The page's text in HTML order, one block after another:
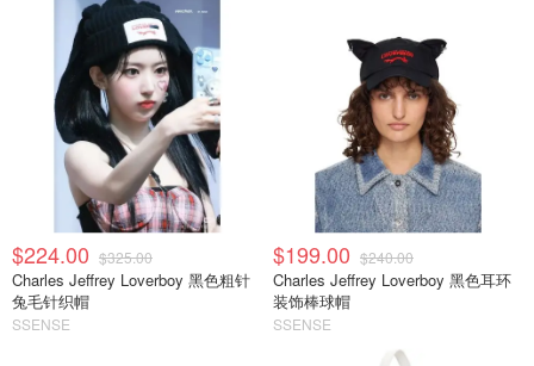
$224.00 $325.00
Charles Jeffrey Loverboy 黑色粗针
兔毛针织帽
SSENSE
$199.00 $240.00
Charles Jeffrey Loverboy 黑色耳环
装饰棒球帽
SSENSE